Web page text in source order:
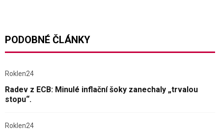
PODOBNÉ ČLÁNKY
Roklen24
Radev z ECB: Minulé inflační šoky zanechaly „trvalou
stopu“.
Roklen24